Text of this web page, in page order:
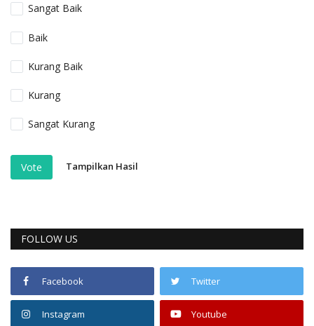
Sangat Baik
Baik
Kurang Baik
Kurang
Sangat Kurang
Vote Tampilkan Hasil
FOLLOW US
Facebook Twitter
Instagram Youtube